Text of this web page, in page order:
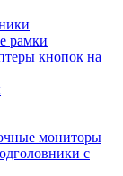
рамки
кнопок на
мониторы
с